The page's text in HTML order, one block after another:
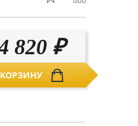
820 ₽